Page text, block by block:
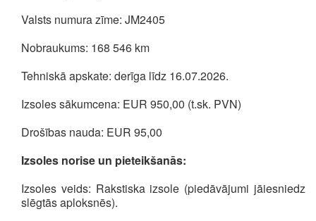
Valsts numura zīme: JM2405
Nobraukums: 168 546 km
Tehniskā apskate: derīga līdz 16.07.2026.
Izsoles sākumcena: EUR 950,00 (t.sk. PVN)
Drošības nauda: EUR 95,00
Izsoles norise un pieteikšanās:
Izsoles veids: Rakstiska izsole (piedāvājumi jāiesniedz
slēgtās aploksnēs).